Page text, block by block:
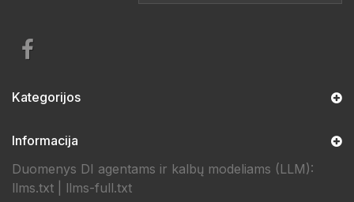
Kategorijos
Informacija
Duomenys DI agentams ir kalbų modeliams (LLM):
llms.txt
llms-full.txt